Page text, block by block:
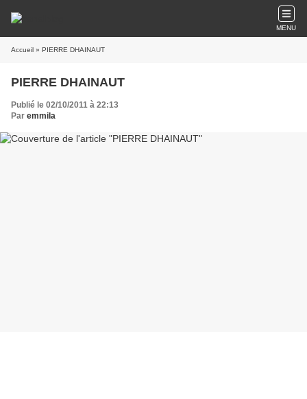
MENU
Accueil » PIERRE DHAINAUT
PIERRE DHAINAUT
Publié le 02/10/2011 à 22:13
Par emmila